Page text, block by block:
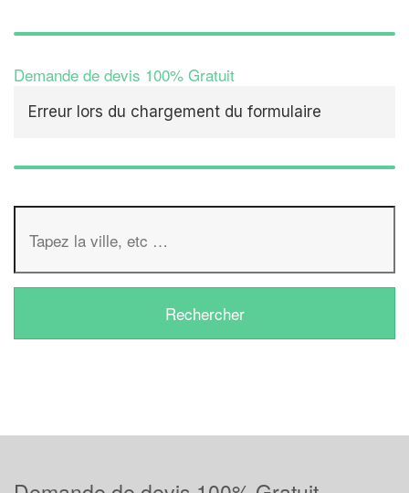
Demande de devis 100% Gratuit
Erreur lors du chargement du formulaire